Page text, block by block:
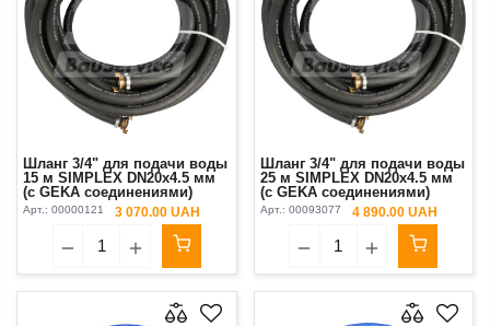
Шланг 3/4" для подачи воды
15 м SIMPLEX DN20x4.5 мм
(с GEKA соединениями)
Арт.: 00000121 3 070.00 UAH
Шланг 3/4" для подачи воды
25 м SIMPLEX DN20x4.5 мм
(с GEKA соединениями)
Арт.: 00093077 4 890.00 UAH